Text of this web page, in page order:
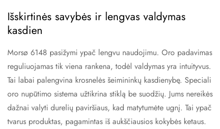
Išskirtinės savybės ir lengvas valdymas
kasdien
Morsø 6148 pasižymi ypač lengvu naudojimu. Oro padavimas
reguliuojamas tik viena rankena, todėl valdymas yra intuityvus.
Tai labai palengvina krosnelės šeimininkų kasdienybę. Speciali
oro nupūtimo sistema užtikrina stiklą be suodžių. Jums nereikės
dažnai valyti durelių paviršiaus, kad matytumėte ugnį. Tai ypač
tvarus produktas, pagamintas iš aukščiausios kokybės ketaus.